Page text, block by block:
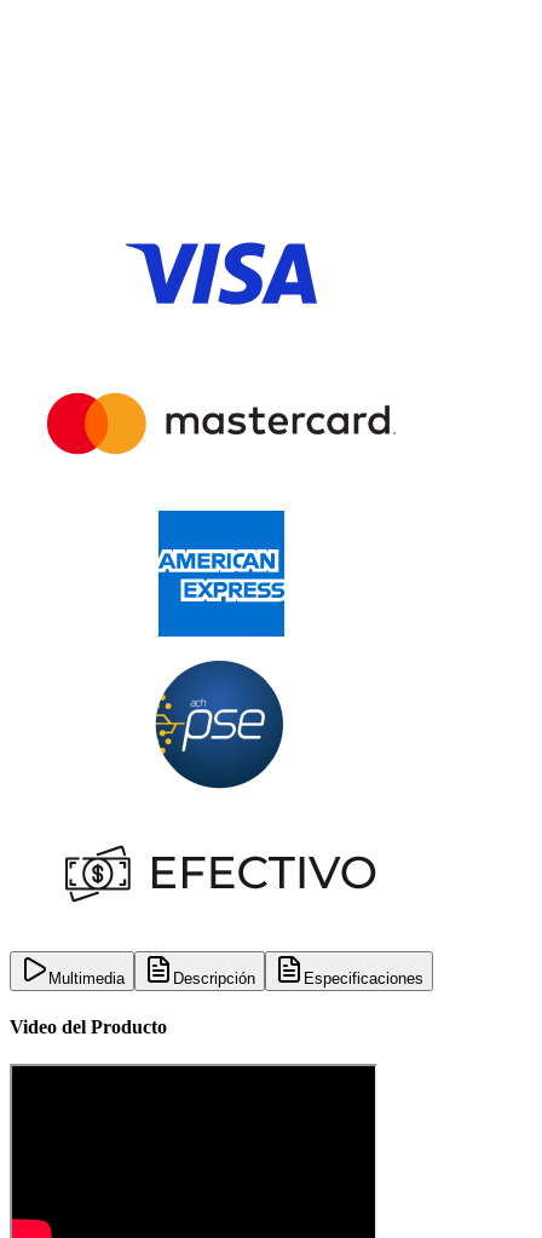
Multimedia Descripción Especificaciones
Video del Producto